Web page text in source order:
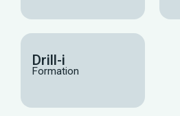
Drill-i
Formation